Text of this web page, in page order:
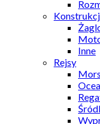
Inne
Rejsy